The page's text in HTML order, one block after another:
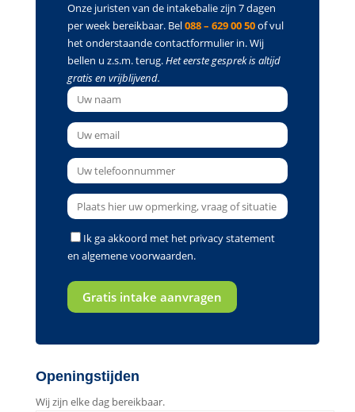
Onze juristen van de intakebalie zijn 7 dagen
per week bereikbaar. Bel088 – 629 00 50of vul
het onderstaande contactformulier in. Wij
bellen u z.s.m. terug.Het eerste gesprek is altijd
gratis en vrijblijvend.
Ik ga akkoord met het privacy statement
en algemene voorwaarden.
Openingstijden
Wij zijn elke dag bereikbaar.